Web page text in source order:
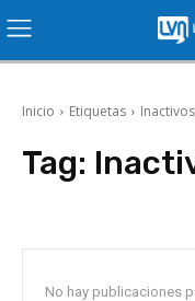
Inicio Etiquetas Inactivos
Tag:
No hay publicaciones